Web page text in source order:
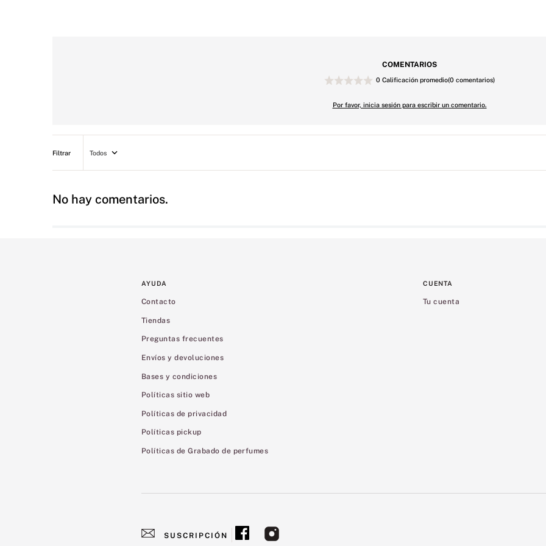
COMENTARIOS
0 Calificación promedio(0 comentarios)
Por favor, inicia sesión para escribir un comentario.
Todos
No hay comentarios.
AYUDA
Contacto
Tiendas
Preguntas frecuentes
Envíos y devoluciones
Bases y condiciones
Políticas sitio web
Políticas de privacidad
Políticas pickup
Políticas de Grabado de perfumes
CUENTA
Tu cuenta
SUSCRIPCIÓN